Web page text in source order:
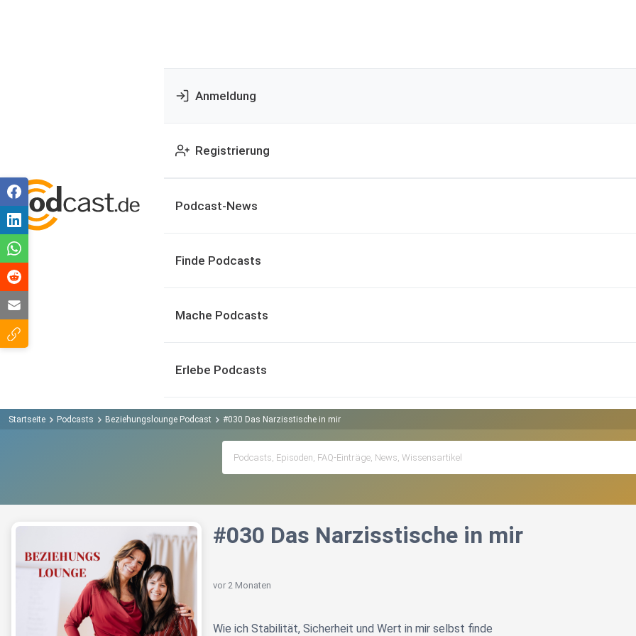
Anmeldung
Registrierung
Podcast-News
Finde Podcasts
Mache Podcasts
Erlebe Podcasts
Startseite Podcasts Beziehungslounge Podcast #030 Das Narzisstische in mir
#030 Das Narzisstische in mir
vor 2 Monaten
Wie ich Stabilität, Sicherheit und Wert in mir selbst finde